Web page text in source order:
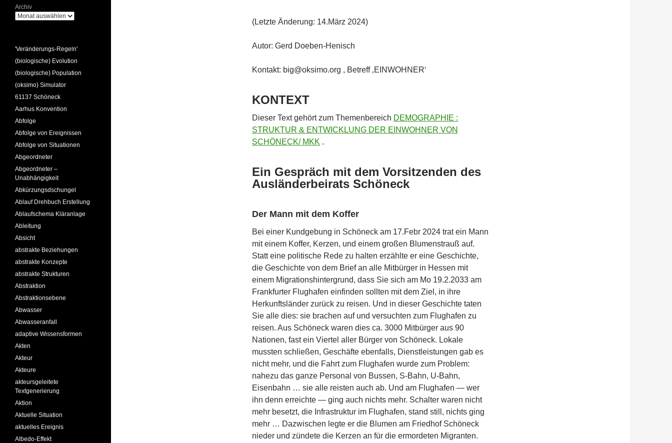
(Letzte Änderung: 14.März 2024)
Autor: Gerd Doeben-Henisch
Kontakt: big@oksimo.org , Betreff ‚EINWOHNER‘
KONTEXT
Dieser Text gehört zum Themenbereich DEMOGRAPHIE :
STRUKTUR & ENTWICKLUNG DER EINWOHNER VON
SCHÖNECK/ MKK .
Ein Gespräch mit dem Vorsitzenden des
Ausländerbeirats Schöneck
Der Mann mit dem Koffer
Bei einer Kundgebung in Schöneck am 17.Febr 2024 trat ein Mann
mit einem Koffer, Kerzen, und einem großen Blumenstrauß auf.
Statt eine politische Rede zu halten erzählte er eine Geschichte,
die Geschichte von dem Brief an alle Mitbürger in Hessen mit
einem Migrationshintergrund, dass Sie sich am Mo 19.2.2033 am
Frankfurter Flughafen einfinden sollten mit dem Ziel, in ihre
Herkunftsländer zurück zu reisen. Und in dieser Geschichte taten
Sie alle dies: sie brachen auf und versuchten zum Flughafen zu
reisen. Aus Schöneck waren dies ca. 3000 Mitbürger aus 90
Nationen, fast ein Viertel aller Bürger von Schöneck. Lokale
mussten schließen, Geschäfte ebenfalls, Dienstleistungen gab es
nicht mehr, und die Fahrt zum Flughafen wurde zum Problem:
nahezu das ganze Personal von Bussen, S-Bahn, U-Bahn,
Eisenbahn … sie alle reisten auch ab. Und am Flughafen — wer
ihn denn erreichte — ging auch nichts mehr. Schalter waren nicht
mehr besetzt, die Infrastruktur im Flughafen, stand still, nichts ging
mehr … Dazwischen legte er die Blumen am Friedhof Schöneck
nieder und zündete die Kerzen an für die ermordeten Migranten.
Archiv
'Veränderungs-Regeln'
(biologische) Evolution
(biologische) Population
(oksimo) Simulator
61137 Schöneck
Aarhus Konvention
Abfolge
Abfolge von Ereignissen
Abfolge von Situationen
Abgeordneter
Abgeordneter –
Unabhängigkeit
Abkürzungsdschungel
Ablauf Drehbuch Erstellung
Ablaufschema Kläranlage
Ableitung
Absicht
abstrakte Beziehungen
abstrakte Konzepte
abstrakte Strukturen
Abstraktion
Abstraktionsebene
Abwasser
Abwasseranfall
adaptive Wissensformen
Akten
Akteur
Akteure
akteursgeleitete
Textgenerierung
Aktion
Aktuelle Situation
aktuelles Ereignis
Albedo-Effekt